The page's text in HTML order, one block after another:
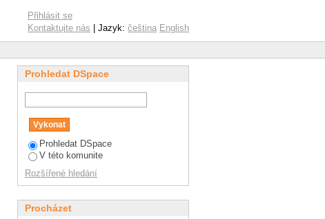
Přihlásit se
Kontaktujte nás | Jazyk: čeština English
Prohledat DSpace
Prohledat DSpace
V této komunite
Rozšířené hledání
Procházet